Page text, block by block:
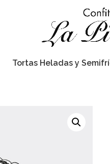
Tortas Heladas y